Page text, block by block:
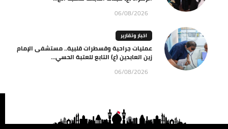
06/08/2026
اخبار وتقارير
عمليات جراحية وقسطرات قلبية.. مستشفى الإمام
زين العابدين (ع) التابع للعتبة الحسي...
06/08/2026